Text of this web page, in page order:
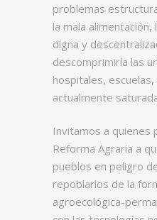
problemas
la mala
digna y
descomprimiría las
hospitales,
actualmente
Invitamos a quienes
Reforma Agraria a
pueblos en peligro
repoblarlos de la
agroecológica-